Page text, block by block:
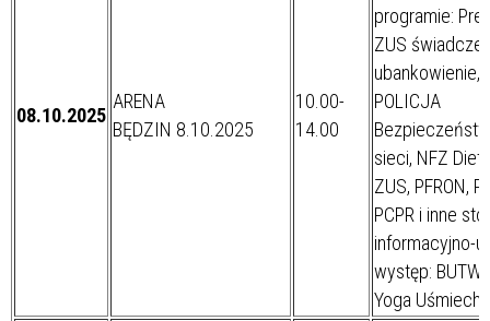
08.10.2025
ARENA
BĘDZIN 8.10.2025
10.00-
14.00
programie:
ZUS
ubankowienie,
POLICJA
sieci, NFZ
ZUS, PFRON,
PCPR i inne
informacyjno-
występ: BUTW
Yoga